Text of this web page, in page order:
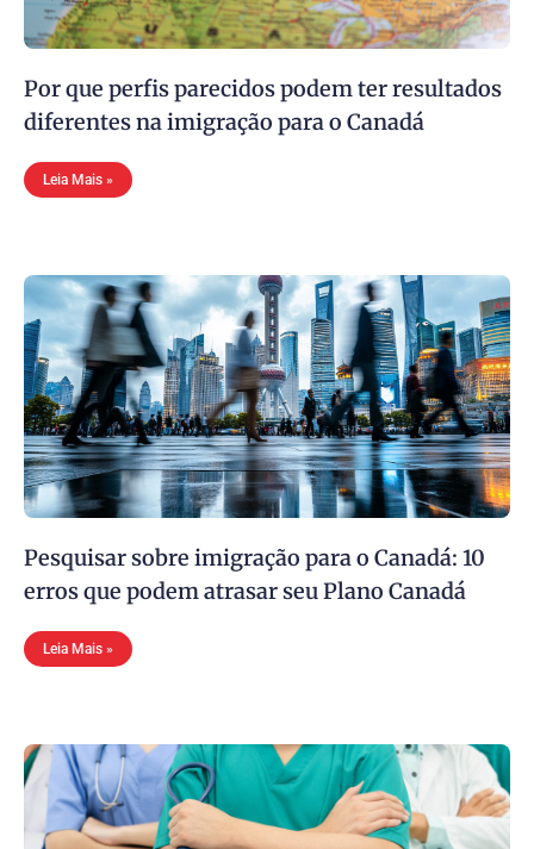
Por que perfis parecidos podem ter resultados
diferentes na imigração para o Canadá
Leia Mais »
Pesquisar sobre imigração para o Canadá: 10
erros que podem atrasar seu Plano Canadá
Leia Mais »